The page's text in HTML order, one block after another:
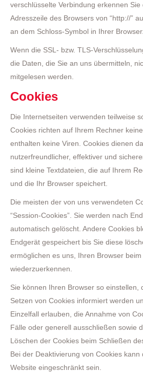
verschlüsselte Verbindung erkennen Sie
Adresszeile des Browsers von “http://”
an dem Schloss-Symbol in Ihrer
Wenn die SSL- bzw. TLS-
die Daten, die Sie an uns übermitteln,
mitgelesen werden.
Cookies
Die Internetseiten verwenden teilweise
Cookies richten auf Ihrem Rechner
enthalten keine Viren. Cookies dienen
nutzerfreundlicher, effektiver und
sind kleine Textdateien, die auf Ihrem
und die Ihr Browser speichert.
Die meisten der von uns verwendeten
“Session-Cookies”. Sie werden nach
automatisch gelöscht. Andere Cookies
Endgerät gespeichert bis Sie diese
ermöglichen es uns, Ihren Browser
wiederzuerkennen.
Sie können Ihren Browser so einstellen,
Setzen von Cookies informiert werden
Einzelfall erlauben, die Annahme von
Fälle oder generell ausschließen sowie
Löschen der Cookies beim Schließen
Bei der Deaktivierung von Cookies
Website eingeschränkt sein.